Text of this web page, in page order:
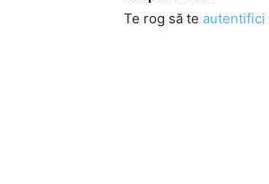
Te rog să te autentifici